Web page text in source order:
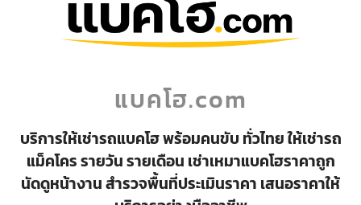
แบคโฮ.com
บริการให้เช่ารถแบคโฮ พร้อมคนขับ ทั่วไทย ให้เช่ารถ
แม็คโคร รายวัน รายเดือน เช่าเหมาแบคโฮราคาถูก
นัดดูหน้างาน สำรวจพื้นที่ประเมินราคา เสนอราคาให้